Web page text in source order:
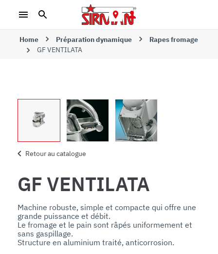
Home Préparation dynamique
Rapes fromage
GF VENTILATA
Retour au catalogue
GF VENTILATA
Machine robuste, simple et compacte qui offre une
grande puissance et débit.
Le fromage et le pain sont râpés uniformement et
sans gaspillage.
Structure en aluminium traité, anticorrosion.